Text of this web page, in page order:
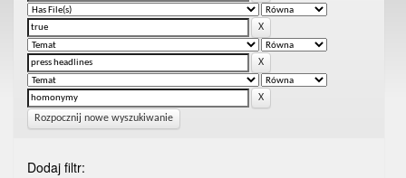
Rozpocznij nowe wyszukiwanie
Dodaj filtr: